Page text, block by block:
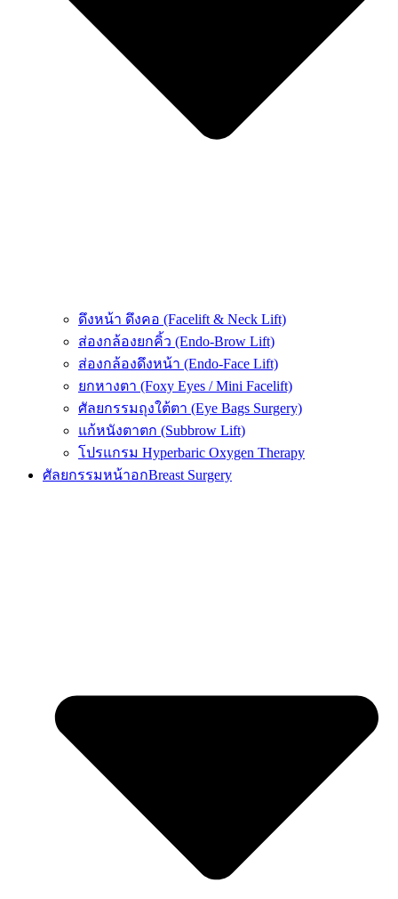
ดึงหน้า ดึงคอ (Facelift & Neck Lift)
ส่องกล้องยกคิ้ว (Endo-Brow Lift)
ส่องกล้องดึงหน้า (Endo-Face Lift)
ยกหางตา (Foxy Eyes / Mini Facelift)
ศัลยกรรมถุงใต้ตา (Eye Bags Surgery)
แก้หนังตาตก (Subbrow Lift)
โปรแกรม Hyperbaric Oxygen Therapy
ศัลยกรรมหน้าอกBreast Surgery